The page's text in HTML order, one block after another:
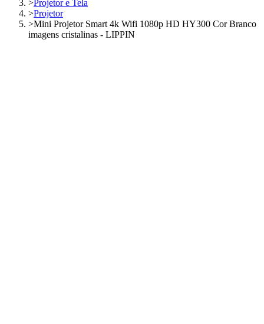
>Projetor e Tela
>Projetor
>Mini Projetor Smart 4k Wifi 1080p HD HY300 Cor Branco
imagens cristalinas - LIPPIN